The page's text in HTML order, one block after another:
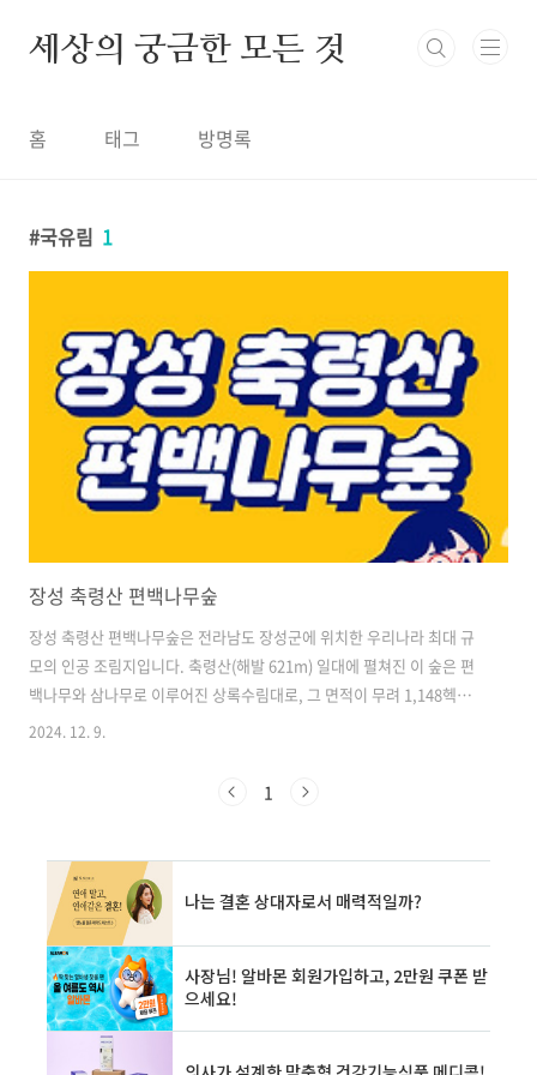
세상의 궁금한 모든 것
홈 태그 방명록
국유림 1
장성 축령산 편백나무숲
장성 축령산 편백나무숲은 전라남도 장성군에 위치한 우리나라 최대 규
모의 인공 조림지입니다. 축령산(해발 621m) 일대에 펼쳐진 이 숲은 편
백나무와 삼나무로 이루어진 상록수림대로, 그 면적이 무려 1,148헥타
르에 달합니다. 이는 여의도 면적의 두 배가 넘는 크기로, 그 중 편백나무
는 춘원 임종국 선생(1915~1987)이 1956년부터 1987년까지 30여 년에
었습니다. 현재 이 숲은 산림청에서 관리하고 있으며, 2002년부터 국유
림으로 지정되어 체계적인 관리를 받고 있습니다. 또한 2..
2024. 12. 9.
1